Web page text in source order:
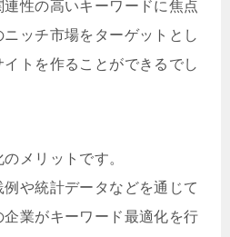
性の高いキーワードに焦点
ッチ市場をターゲットとし
トを作ることができるでし
メリットです。
や統計データなどを通じて
業がキーワード最適化を行